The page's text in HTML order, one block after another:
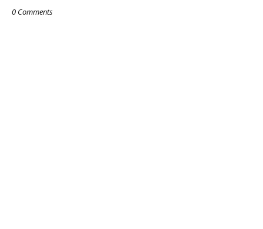
0 Comments